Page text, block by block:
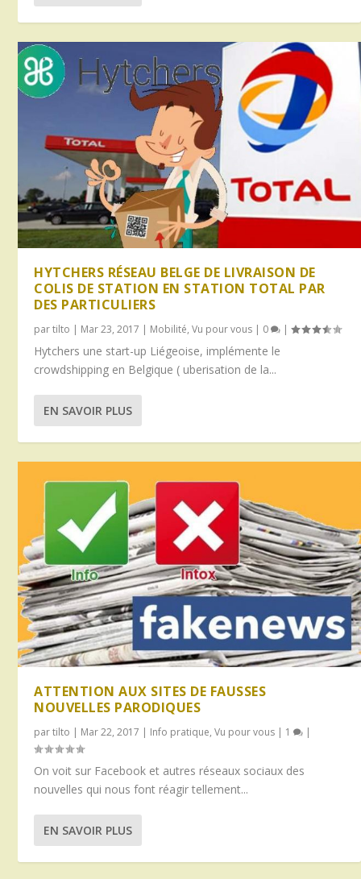
HYTCHERS RÉSEAU BELGE DE LIVRAISON DE
COLIS DE STATION EN STATION TOTAL PAR
DES PARTICULIERS
partilto | Mar 23, 2017 | Mobilité,Vu pour vous | 0 |
Hytchers une start-up Liégeoise, implémente le
crowdshipping en Belgique ( uberisation de la...
EN SAVOIR PLUS
ATTENTION AUX SITES DE FAUSSES
NOUVELLES PARODIQUES
partilto | Mar 22, 2017 | Info pratique,Vu pour vous | 1 |
On voit sur Facebook et autres réseaux sociaux des
nouvelles qui nous font réagir tellement...
EN SAVOIR PLUS